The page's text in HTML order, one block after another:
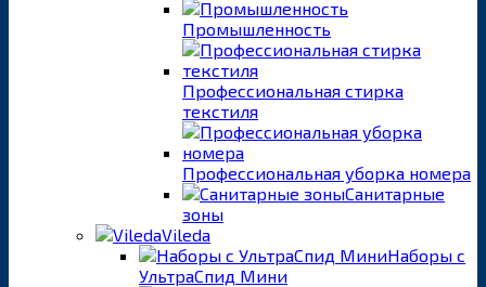
Промышленность
Профессиональная стирка
текстиля
Профессиональная уборка номера
Санитарные
зоны
Vileda
Наборы с
УльтраСпид Мини